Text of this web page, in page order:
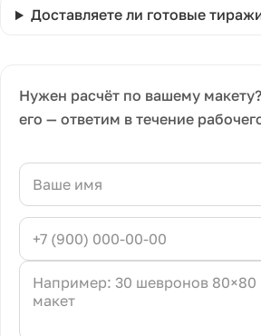
Доставляете ли готовые
Нужен расчёт по вашему
его — ответим в течение